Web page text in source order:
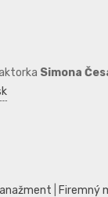
Simona
Firemný